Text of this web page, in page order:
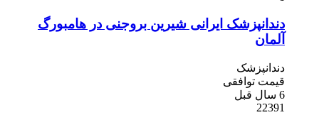
دندانپزشک ایرانی شیرین بروجنی در هامبورگ
آلمان
دندانپزشک
قیمت توافقی
22391